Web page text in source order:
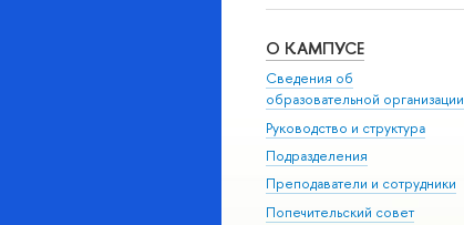
О КАМПУСЕ
Сведения об
образовательной организации
Руководство и структура
Подразделения
Преподаватели и сотрудники
Попечительский совет